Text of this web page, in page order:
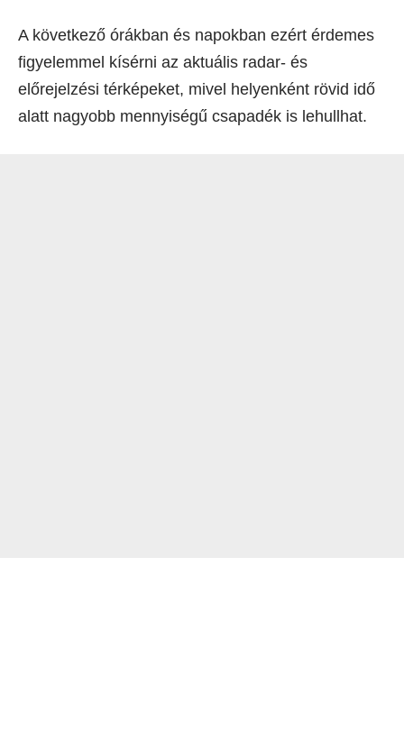
A következő órákban és napokban ezért érdemes
figyelemmel kísérni az aktuális radar- és
előrejelzési térképeket, mivel helyenként rövid idő
alatt nagyobb mennyiségű csapadék is lehullhat.